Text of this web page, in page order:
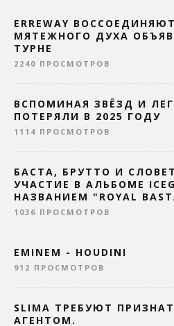
ERREWAY
МЯТЕЖНОГО ДУХА
ТУРНЕ
2240 ПРОСМОТРОВ
ВСПОМИНАЯ ЗВЁЗД И
ПОТЕРЯЛИ В 2025 ГОДУ
1114 ПРОСМОТРОВ
БАСТА, БРУТТО И
УЧАСТИЕ В АЛЬБОМЕ
НАЗВАНИЕМ "ROYAL
1036 ПРОСМОТРОВ
EMINEM - HOUDINI
912 ПРОСМОТРОВ
SLIMA ТРЕБУЮТ
АГЕНТОМ.